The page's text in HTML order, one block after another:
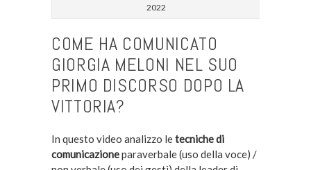
2022
COME HA COMUNICATO
GIORGIA MELONI NEL SUO
PRIMO DISCORSO DOPO LA
VITTORIA?
In questo video analizzo letecniche di
comunicazioneparaverbale (uso della voce) /